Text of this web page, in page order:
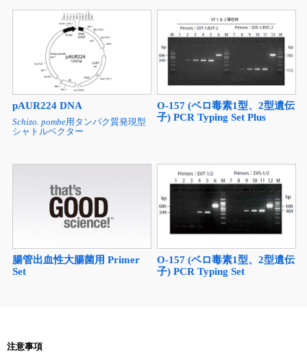
pAUR224 DNA
Schizo. pombe用タンパク質発現型
シャトルベクター
O-157 (ベロ毒素1型、2型遺伝
子) PCR Typing Set Plus
腸管出血性大腸菌用 Primer
Set
O-157 (ベロ毒素1型、2型遺伝
子) PCR Typing Set
注意事項